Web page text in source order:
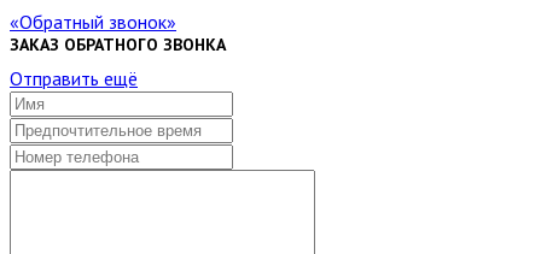
Обратный звонок
ЗАКАЗ ОБРАТНОГО ЗВОНКА
Отправить ещё